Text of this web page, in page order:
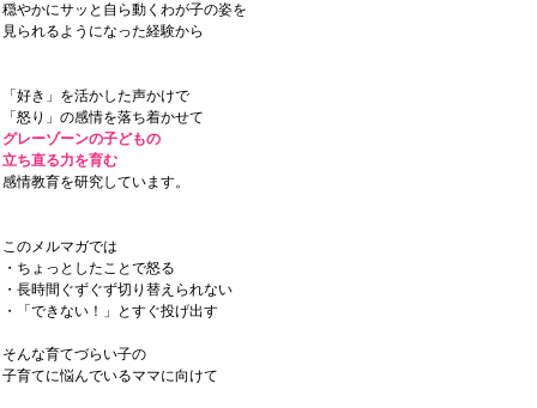
穏やかにサッと自ら動くわが子の姿を
見られるようになった経験から
「好き」を活かした声かけで
「怒り」の感情を落ち着かせて
グレーゾーンの子どもの
立ち直る力を育む
感情教育を研究しています。
このメルマガでは
・ちょっとしたことで怒る
・長時間ぐずぐず切り替えられない
・「できない！」とすぐ投げ出す
そんな育てづらい子の
子育てに悩んでいるママに向けて